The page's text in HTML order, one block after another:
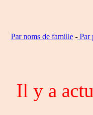
Par noms de famille-Par
Il y a